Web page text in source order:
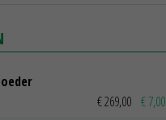
€ 269,00 € 7,00